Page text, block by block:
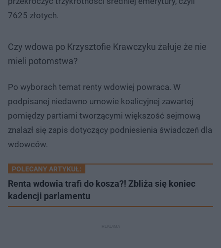
7625 złotych.
Czy wdowa po Krzysztofie Krawczyku żałuje że nie
mieli potomstwa?
Po wyborach temat renty wdowiej powraca. W
podpisanej niedawno umowie koalicyjnej zawartej
pomiędzy partiami tworzącymi większość sejmową
znalazł się zapis dotyczący podniesienia świadczeń dla
wdowców.
POLECANY ARTYKUŁ:
Renta wdowia trafi do kosza?! Zbliża się koniec
kadencji parlamentu